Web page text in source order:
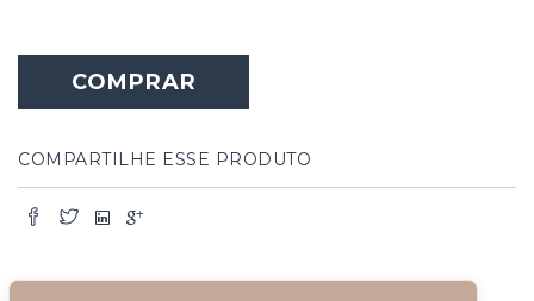
COMPRAR
COMPARTILHE ESSE PRODUTO